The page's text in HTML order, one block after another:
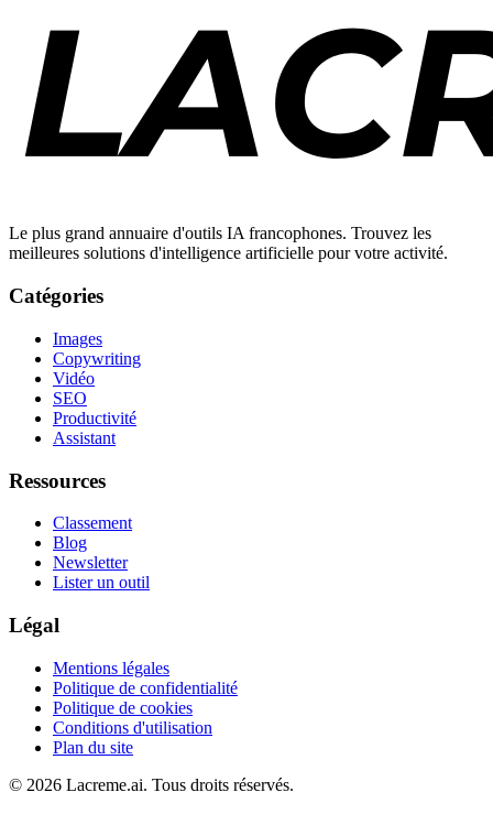
Le plus grand annuaire d'outils IA francophones. Trouvez les
meilleures solutions d'intelligence artificielle pour votre activité.
Catégories
Images
Copywriting
Vidéo
SEO
Productivité
Assistant
Ressources
Classement
Blog
Newsletter
Lister un outil
Légal
Mentions légales
Politique de confidentialité
Politique de cookies
Conditions d'utilisation
Plan du site
© 2026 Lacreme.ai. Tous droits réservés.